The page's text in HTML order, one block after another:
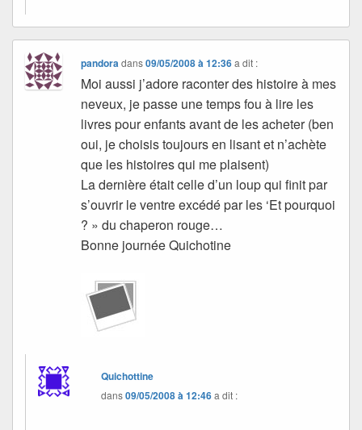
pandoradans09/05/2008 à 12:36 a dit :
Moi aussi j’adore raconter des histoire à mes
neveux, je passe une temps fou à lire les
livres pour enfants avant de les acheter (ben
oui, je choisis toujours en lisant et n’achète
que les histoires qui me plaisent)
La dernière était celle d’un loup qui finit par
s’ouvrir le ventre excédé par les ‘Et pourquoi
? » du chaperon rouge…
Bonne journée Quichotine
Quichottine
dans09/05/2008 à 12:46a dit :